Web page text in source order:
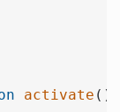
activate ()